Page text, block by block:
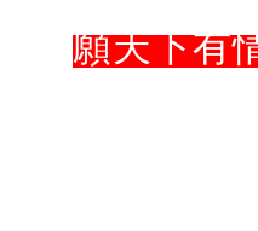
願天下有